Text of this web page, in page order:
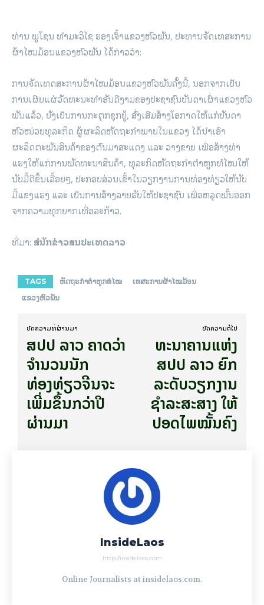
ທ່ານ ພູໂຊນ ທຳມະວິໄຊ ຮອງເຈົ້າແຂວງຫົວພັນ, ປະທານຈັດເທສະການ
ຜ້າໄໝມ້ອນແຂວງຫົວພັນ ໄດ້ກ່າວວ່າ:
ການຈັດເທດສະການຜ້າໄໝມ້ອນແຂວງຫົວພັນຄັ້ງນີ້, ນອກຈາກເປັນ
ການເຜີຍແຜ່ວັດທະນະທຳອັນດີງາມຂອງປະຊາຊົນບັນດາເຜົ່າແຂວງຫົວ
ພັນແລ້ວ, ຍັງເປັນການກະຕຸກຊຸກຍູ້, ສົ່ງເສີມສ້າງໂອກາດໃຫ້ແກ່ບັນດາ
ຫົວໜ່ວຍທຸລະກິດ ຜູ້ຜະລິດຫັດຖະກຳພາຍໃນແຂວງ ໄດ້ນຳເອົາ
ຜະລິດຕະພັນສິນຄ້າຂອງຕົນມາສະແດງ ແລະ ວາງຂາຍ ເພື່ອສ້າງທ່າ
ແຮງໃຫ້ແກ່ການພັດທະນາສິນຄ້າ, ທຸລະກິດຫັດຖະກຳຕຳຫູກທໍໄໝໃຫ້
ນັບມື້ດີຂຶ້ນເລື້ອຍໆ, ປະກອບສ່ວນເຂົ້າໃນວຽກງານການທ່ອງທ່ຽວໃຫ້ນັບ
ມື້ແຂງແຮງ ແລະ ເປັນການສ້າງລາຍຮັບໃຫ້ປະຊາຊົນ ເພື່ອຫລຸດພົ້ນອອກ
ຈາກຄວາມທຸກຍາກເທື່ອລະກ້າວ.
ທີ່ມາ: ສຳນັກຂ່າວສານປະເທດລາວ
TAGS ຫັດຖະກຳຕ່ຳຫູກທໍໄໝ
ເທສະການຜ້າໄໝມ້ອນ
ແຂວງຫົວພັນ
ບົດ​ຄວາມ​ທີ່​ຜ່ານ​ມາ
ສປປ ລາວ ຄາດວ່າ
ຈໍານວນນັກ
ທ່ອງທ່ຽວຈີນຈະ
ເພີ່ມຂຶ້ນກວ່າປີ
ຜ່ານມາ
ບົດ​ຄວາມ​ຕໍ່​ໄປ
ທະນາຄານແຫ່ງ
ສປປ ລາວ ຍົກ
ລະດັບວຽກງານ
ຊຳລະສະສາງ ໃຫ້
ປອດໄພໝັ້ນຄົງ
InsideLaos
http://insidelaos.com
Online Journalists at insidelaos.com.